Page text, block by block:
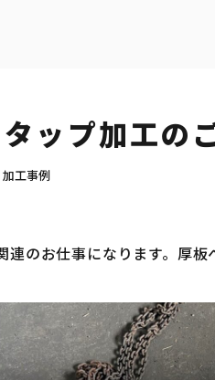
ップ加工の
加工事例
連のお仕事になります。厚板